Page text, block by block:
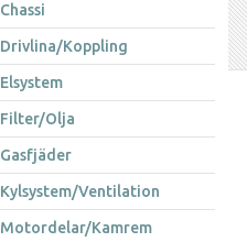
Chassi
Drivlina/Koppling
Elsystem
Filter/Olja
Gasfjäder
Kylsystem/Ventilation
Motordelar/Kamrem